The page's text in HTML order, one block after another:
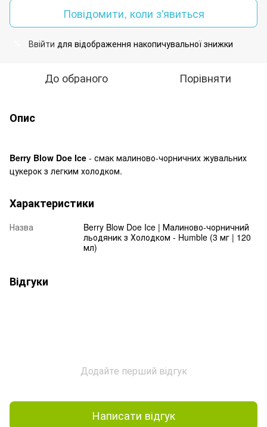
Повідомити, коли з'явиться
Ввійти для відображення накопичувальної знижки
До обраного Порівняти
Опис
Berry Blow Doe Ice - смак малиново-чорничних жувальних
цукерок з легким холодком.
Характеристики
Назва
Berry Blow Doe Ice | Малиново-чорничний
льодяник з Холодком - Humble (3 мг | 120
мл)
Відгуки
Додайте перший відгук
Написати відгук